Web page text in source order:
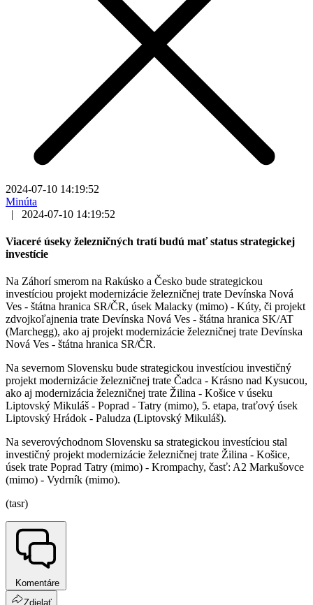
2024-07-10 14:19:52
Minúta
|
2024-07-10 14:19:52
Viaceré úseky železničných tratí budú mať status strategickej
investície
Na Záhorí smerom na Rakúsko a Česko bude strategickou
investíciou projekt modernizácie železničnej trate Devínska Nová
Ves - štátna hranica SR/ČR, úsek Malacky (mimo) - Kúty, či projekt
zdvojkoľajnenia trate Devínska Nová Ves - štátna hranica SK/AT
(Marchegg), ako aj projekt modernizácie železničnej trate Devínska
Nová Ves - štátna hranica SR/ČR.
Na severnom Slovensku bude strategickou investíciou investičný
projekt modernizácie železničnej trate Čadca - Krásno nad Kysucou,
ako aj modernizácia železničnej trate Žilina - Košice v úseku
Liptovský Mikuláš - Poprad - Tatry (mimo), 5. etapa, traťový úsek
Liptovský Hrádok - Paludza (Liptovský Mikuláš).
Na severovýchodnom Slovensku sa strategickou investíciou stal
investičný projekt modernizácie železničnej trate Žilina - Košice,
úsek trate Poprad Tatry (mimo) - Krompachy, časť: A2 Markušovce
(mimo) - Vydrník (mimo).
(tasr)
Komentáre
Zdielať